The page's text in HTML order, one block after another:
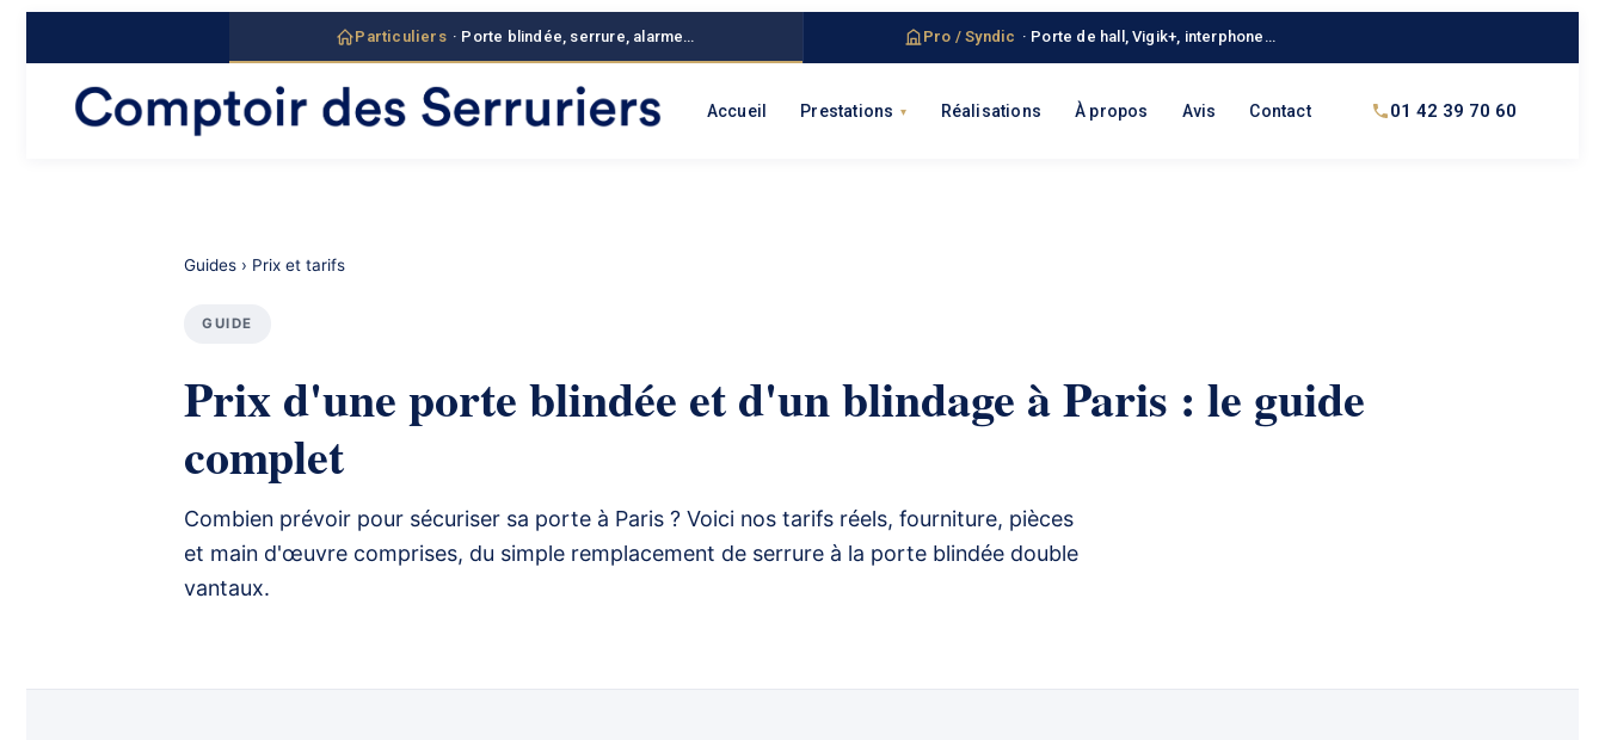
Particuliers · Porte blindée, serrure, alarme… Pro / Syndic · Porte de hall, Vigik+, interphone…
Accueil Prestations Réalisations À propos Avis Contact 01 42 39 70 60
Guides › Prix et tarifs
GUIDE
Prix d'une porte blindée et d'un blindage à Paris : le guide
complet
Combien prévoir pour sécuriser sa porte à Paris ? Voici nos tarifs réels, fourniture, pièces
et main d'œuvre comprises, du simple remplacement de serrure à la porte blindée double
vantaux.